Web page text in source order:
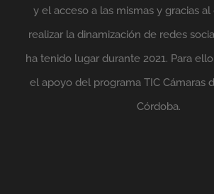
y el acceso a las mismas y gracias
realizar la dinamización de redes
ha tenido lugar durante 2021. Para
el apoyo del programa TIC Cámaras
Córdoba.